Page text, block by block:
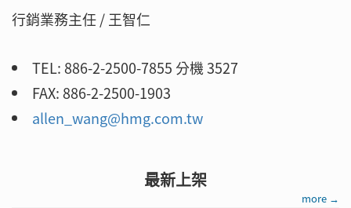
行銷業務主任 / 王智仁
TEL: 886-2-2500-7855 分機 3527
FAX: 886-2-2500-1903
allen_wang@hmg.com.tw
最新上架
more →